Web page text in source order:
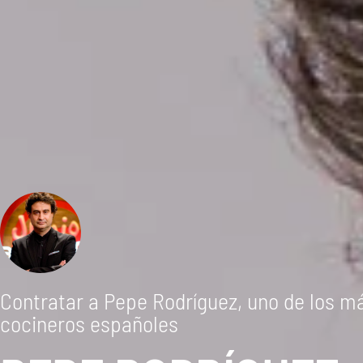
Contratar a Pepe Rodríguez, uno de los
cocineros españoles